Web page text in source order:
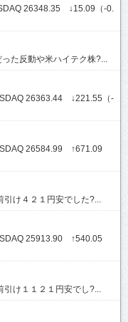
26348.35 ↓15.09（-0.
た反動や米ハイテク株?...
26363.44 ↓221.55（-
26584.99 ↑671.09
け４２１円安でした?...
25913.90 ↑540.05
け１１２１円安でし?...